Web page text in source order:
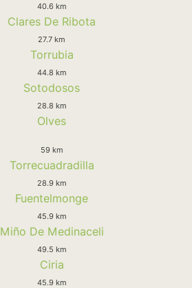
40.6 km
Clares De Ribota
27.7 km
Torrubia
44.8 km
Sotodosos
28.8 km
Olves
59 km
Torrecuadradilla
28.9 km
Fuentelmonge
45.9 km
Miño De Medinaceli
49.5 km
Ciria
45.9 km